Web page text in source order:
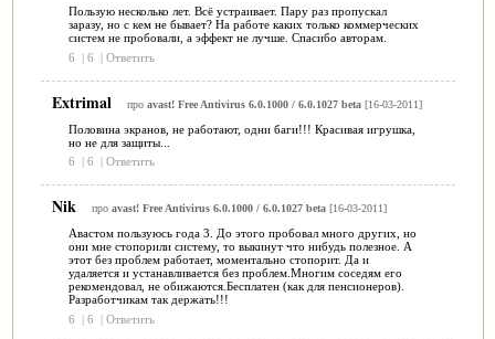
Пользую несколько лет. Всё устраивает. Пару раз пропускал
заразу, но с кем не бывает? На работе каких только коммерческих
систем не пробовали, а эффект не лучше. Спасибо авторам.
6
| 6 | Ответить
Extrimal про avast! Free Antivirus 6.0.1000 / 6.0.1027 beta[16-03-2011]
Половина экранов, не работают, одни баги!!! Красивая игрушка,
но не для защиты...
6
| 6 | Ответить
Nik про avast! Free Antivirus 6.0.1000 / 6.0.1027 beta[16-03-2011]
Авастом пользуюсь года 3. До этого пробовал много других, но
они мне стопорили систему, то выкинут что нибудь полезное. А
этот без проблем работает, моментально стопорит. Да и
удаляется и устанавливается без проблем.Многим соседям его
рекомендовал, не обижаются.Бесплатен (как для пенсионеров).
Разработчикам так держать!!!
6
| 6 | Ответить